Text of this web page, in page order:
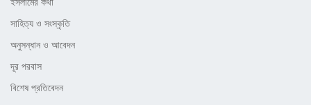
সাহিত্য ও সংস্কৃতি
অনুসন্ধান ও আবেদন
দূর পরবাস
বিশেষ প্রতিবেদন